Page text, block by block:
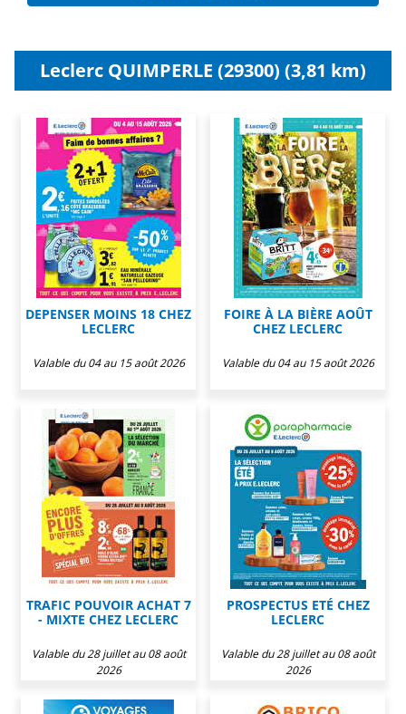
Leclerc QUIMPERLE (29300) (3,81 km)
DEPENSER MOINS 18 CHEZ
LECLERC
Valable du 04 au 15 août 2026
FOIRE À LA BIÈRE AOÛT
CHEZ LECLERC
Valable du 04 au 15 août 2026
TRAFIC POUVOIR ACHAT 7
- MIXTE CHEZ LECLERC
Valable du 28 juillet au 08 août
2026
PROSPECTUS ETÉ CHEZ
LECLERC
Valable du 28 juillet au 08 août
2026